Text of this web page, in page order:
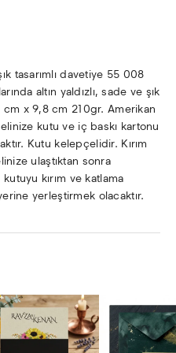
tasarımlı davetiye 55 008
altın yaldızlı, sade ve şık
x 9,8 cm 210gr. Amerikan
elinize kutu ve iç baskı kartonu
Kutu kelepçelidir. Kırım
ulaştıktan sonra
kırım ve katlama
yerleştirmek olacaktır.